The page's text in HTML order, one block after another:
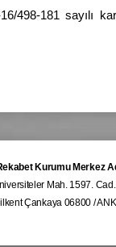
498-181 sayılı
Kurumu Merkez
Mah. 1597.
Çankaya 06800 /